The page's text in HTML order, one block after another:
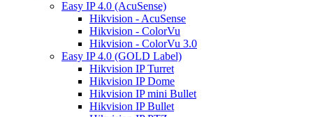
Easy IP 4.0 (AcuSense)
Hikvision - AcuSense
Hikvision - ColorVu
Hikvision - ColorVu 3.0
Easy IP 4.0 (GOLD Label)
Hikvision IP Turret
Hikvision IP Dome
Hikvision IP mini Bullet
Hikvision IP Bullet